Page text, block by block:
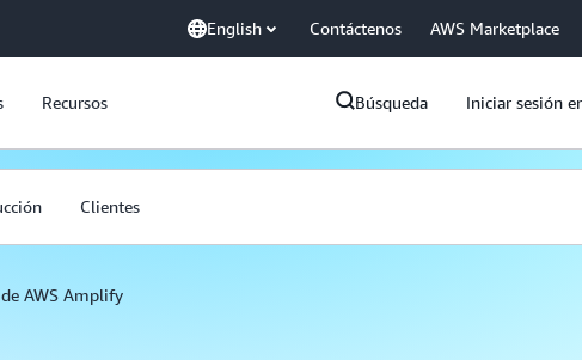
English Contáctenos AWS Marketplace
Recursos Búsqueda Iniciar sesión
Clientes
de AWS Amplify